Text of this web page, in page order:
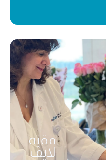
فقيه
لايف